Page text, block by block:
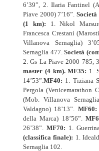
6’39”, 2. Ilaria Fantinel
Piave 2000) 7’16”.
(1 km): 1. Nikol
Francesca Crestani
Villanova Sernaglia)
Sernaglia 477.Società
2. Gs La Piave 2000 785,
master (4 km).MF35: 1.
14’53”.MF40: 1. Tiziana
Pergola (Venicemarathon
(Mob. Villanova
Valdagno) 18’13”. MF60:
della Marca) 18’56”.
26’38”. MF70: 1.
(classifica finale): 1.
Sernaglia 102.